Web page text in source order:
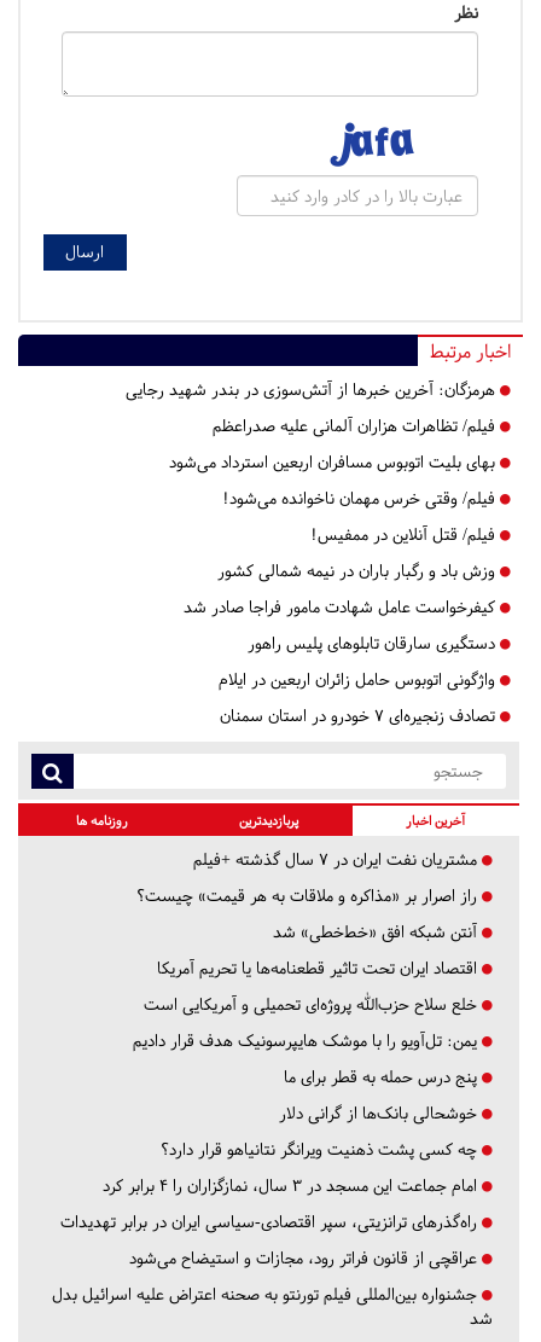
نظر
اخبار مرتبط
هرمزگان: آخرین خبرها از آتش‌سوزی در بندر شهید رجایی
فیلم/ تظاهرات هزاران آلمانی علیه صدراعظم
بهای بلیت اتوبوس مسافران اربعین استرداد می‌شود
فیلم/ وقتی خرس مهمان ناخوانده می‌شود!
فیلم/ قتل آنلاین در ممفیس!
وزش باد و رگبار باران در نیمه شمالی کشور
کیفرخواست عامل شهادت مامور فراجا صادر شد
دستگیری سارقان تابلوهای پلیس راهور
واژگونی اتوبوس حامل زائران اربعین در ایلام
تصادف زنجیره‌ای ۷ خودرو در استان سمنان
آخرین اخبار پربازدیدترین روزنامه ها
مشتریان نفت ایران در ۷ سال گذشته +فیلم
راز اصرار بر «مذاکره و ملاقات به هر قیمت» چیست؟
آنتن شبکه افق «خط‌خطی» شد
اقتصاد ایران تحت تاثیر قطعنامه‌ها یا تحریم‌ آمریکا
خلع سلاح حزب‌الله پروژه‌ای تحمیلی و آمریکایی است
یمن: تل‌آویو را با موشک هایپرسونیک هدف قرار دادیم
پنج درس‌ حمله به قطر برای ما
خوشحالی بانک‌ها از گرانی دلار
چه کسی پشت ذهنیت ویرانگر نتانیاهو قرار دارد؟
امام جماعت این مسجد در ۳ سال، نمازگزاران را ۴ برابر کرد
راه‌گذرهای ترانزیتی، سپر اقتصادی-سیاسی ایران در برابر تهدیدات
عراقچی از قانون فراتر رود، مجازات و استیضاح می‌شود
جشنواره بین‌المللی فیلم تورنتو به صحنه اعتراض علیه اسرائیل بدل
شد